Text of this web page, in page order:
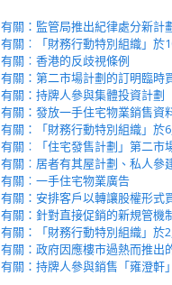
有關：監管局推出紀律處分新計
有關︰「財務行動特別組織」於
有關︰香港的反歧視條例
有關：第二市場計劃的訂明臨時
有關：持牌人參與集體投資計劃
有關：發放一手住宅物業銷售資
有關：「財務行動特別組織」於
有關︰「住宅發售計劃」第二市
有關︰居者有其屋計劃、私人參
有關︰一手住宅物業廣告
有關：安排客戶以轉讓股權形式
有關：針對直接促銷的新規管機
有關：「財務行動特別組織」於
有關：政府因應樓市過熱而推出
有關：持牌人參與銷售「雍澄軒」